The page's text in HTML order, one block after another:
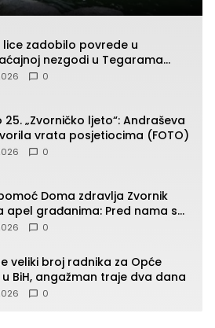
lice zadobilo povrede u
nezgodi u Tegarama
0
25. „Zvorničko ljeto“: Andraševa
vrata posjetiocima (FOTO)
0
Doma zdravlja Zvornik
apel građanima: Pred nama su
do 40°C, oprez zbog
0
veliki broj radnika za Opće
BiH, angažman traje dva dana
0